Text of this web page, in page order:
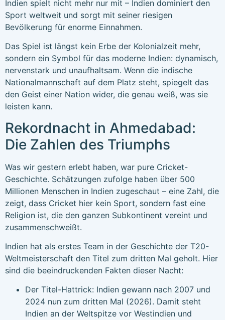
Indien spielt nicht mehr nur mit – Indien dominiert den
Sport weltweit und sorgt mit seiner riesigen
Bevölkerung für enorme Einnahmen.
Das Spiel ist längst kein Erbe der Kolonialzeit mehr,
sondern ein Symbol für das moderne Indien: dynamisch,
nervenstark und unaufhaltsam. Wenn die indische
Nationalmannschaft auf dem Platz steht, spiegelt das
den Geist einer Nation wider, die genau weiß, was sie
leisten kann.
Rekordnacht in Ahmedabad:
Die Zahlen des Triumphs
Was wir gestern erlebt haben, war pure Cricket-
Geschichte. Schätzungen zufolge haben über 500
Millionen Menschen in Indien zugeschaut – eine Zahl, die
zeigt, dass Cricket hier kein Sport, sondern fast eine
Religion ist, die den ganzen Subkontinent vereint und
zusammenschweißt.
Indien hat als erstes Team in der Geschichte der T20-
Weltmeisterschaft den Titel zum dritten Mal geholt. Hier
sind die beeindruckenden Fakten dieser Nacht:
Der Titel-Hattrick: Indien gewann nach 2007 und
2024 nun zum dritten Mal (2026). Damit steht
Indien an der Weltspitze vor Westindien und